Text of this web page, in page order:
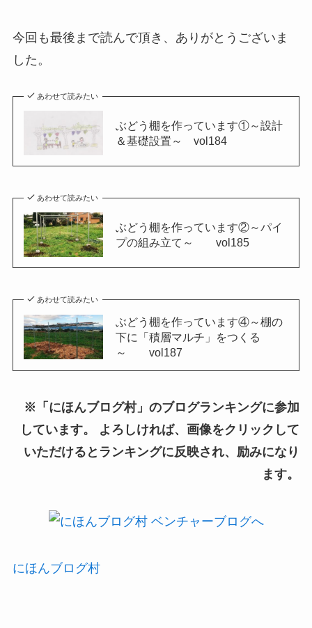
今回も最後まで読んで頂き、ありがとうございま
した。
あわせて読みたい
ぶどう棚を作っています①～設計
＆基礎設置～ vol184
あわせて読みたい
ぶどう棚を作っています②～パイ
プの組み立て～ vol185
あわせて読みたい
ぶどう棚を作っています④～棚の
下に「積層マルチ」をつくる
～ vol187
※「にほんブログ村」のブログランキングに参加
しています。 よろしければ、画像をクリックして
いただけるとランキングに反映され、励みになり
ます。
にほんブログ村